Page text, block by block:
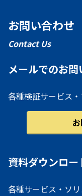
お問い合わせ
Contact Us
メールでのお問
各種検証サービス
資料ダウンロー
各種サービス・ソ